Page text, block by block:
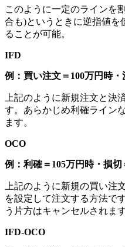
このように一定のラインを
合も)というときに逆指値を
ることが可能。
IFD
例：買い注文＝100万円時・
上記のように新規注文と決
す。あらかじめ利確ライン
ます。
OCO
例：利確＝105万円時・損切
上記のように新規の買い注
を設定して注文する方法で
う片方はキャンセルされます
IFD-OCO